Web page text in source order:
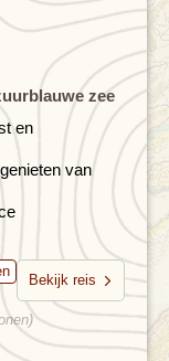
zee
en
van
Bekijk reis